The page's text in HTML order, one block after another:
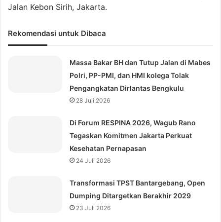
Jalan Kebon Sirih, Jakarta.
Rekomendasi untuk Dibaca
Massa Bakar BH dan Tutup Jalan di Mabes
Polri, PP-PMI, dan HMI kolega Tolak
Pengangkatan Dirlantas Bengkulu
28 Juli 2026
Di Forum RESPINA 2026, Wagub Rano
Tegaskan Komitmen Jakarta Perkuat
Kesehatan Pernapasan
24 Juli 2026
Transformasi TPST Bantargebang, Open
Dumping Ditargetkan Berakhir 2029
23 Juli 2026